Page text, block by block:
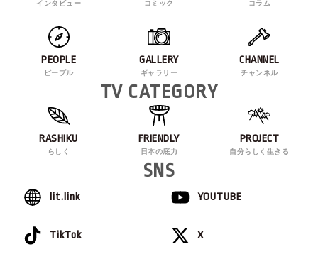
インタビュー コミック コラム
PEOPLE
ピープル
GALLERY
ギャラリー
CHANNEL
チャンネル
TV CATEGORY
RASHIKU
らしく
FRIENDLY
日本の底力
PROJECT
自分らしく生きる
SNS
lit.link YOUTUBE
TikTok X